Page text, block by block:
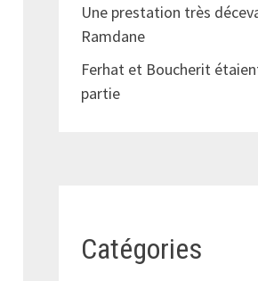
Une prestation très
Ramdane
Ferhat et Boucherit
partie
Catégories